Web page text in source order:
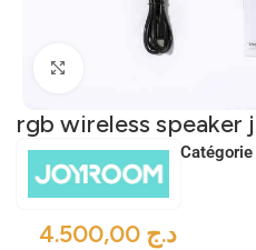
rgb wireless speaker
Catégorie
د.ج